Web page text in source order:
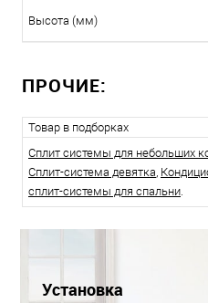
Высота (мм)
ПРОЧИЕ:
Товар в подборках
Сплит системы для небольших
Сплит-система девятка,
сплит-системы для спальни.
Установка